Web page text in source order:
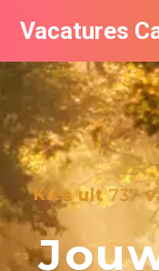
Vacatures
Kies uit737